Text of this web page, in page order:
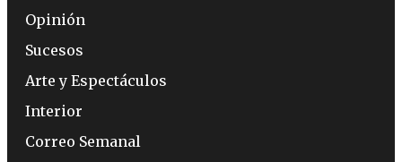
Opinión
Sucesos
Arte y Espectáculos
Interior
Correo Semanal